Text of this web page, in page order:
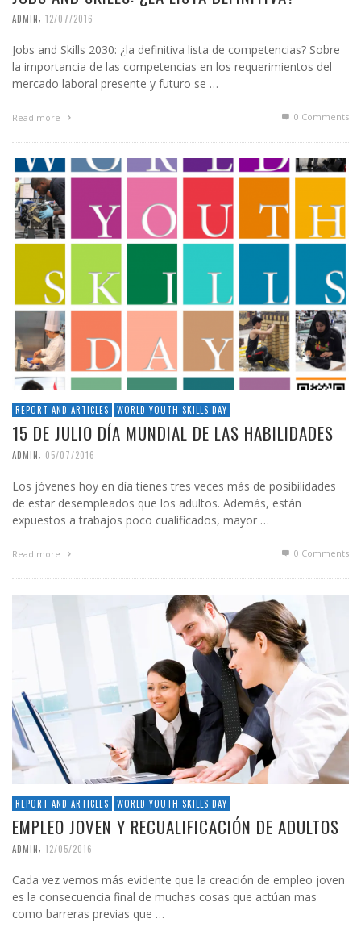
ADMIN, 12/07/2016
Jobs and Skills 2030: ¿la definitiva lista de competencias? Sobre
la importancia de las competencias en los requerimientos del
mercado laboral presente y futuro se …
Read more 0 Comments
REPORT AND ARTICLES WORLD YOUTH SKILLS DAY
15 DE JULIO DÍA MUNDIAL DE LAS HABILIDADES
ADMIN 05/07/2016
Los jóvenes hoy en día tienes tres veces más de posibilidades
de estar desempleados que los adultos. Además, están
expuestos a trabajos poco cualificados, mayor …
Read more 0 Comments
REPORT AND ARTICLES WORLD YOUTH SKILLS DAY
EMPLEO JOVEN Y RECUALIFICACIÓN DE ADULTOS
ADMIN, 12/05/2016
Cada vez vemos más evidente que la creación de empleo joven
es la consecuencia final de muchas cosas que actúan mas
como barreras previas que …